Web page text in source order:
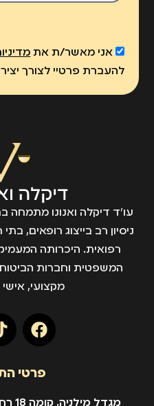
אני מאשר/ת את
להעברת פרטיי לצורך
עו״ד דיקלה ואנונו מתמחה
ניסיון רב בייצוג רופאים,
רפואית. היכרותה
המשפטית וחברות
מקצועי, אישי
פרטי